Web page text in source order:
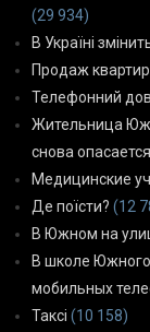
(29 934)
В Україні
Продаж квартир
Телефонний
Жительница
снова
Медицинские
Де поїсти? (12
В Южном на
В школе
мобильных
Таксі (10 158)